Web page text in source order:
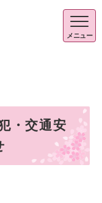
メニュー
・交通安